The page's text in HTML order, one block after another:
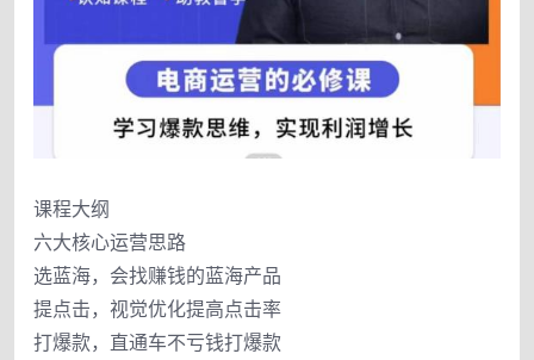
课程大纲
六大核心运营思路
选蓝海，会找赚钱的蓝海产品
提点击，视觉优化提高点击率
打爆款，直通车不亏钱打爆款